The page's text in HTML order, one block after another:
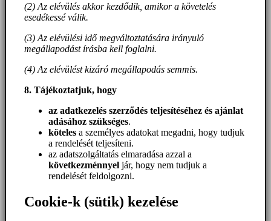
(2) Az elévülés akkor kezdődik, amikor a követelés
esedékessé válik.
(3) Az elévülési idő megváltoztatására irányuló
megállapodást írásba kell foglalni.
(4) Az elévülést kizáró megállapodás semmis.
8. Tájékoztatjuk, hogy
az adatkezelés szerződés teljesítéséhez és ajánlat
adásához szükséges.
köteles a személyes adatokat megadni, hogy tudjuk
a rendelését teljesíteni.
az adatszolgáltatás elmaradása azzal a
következménnyel jár, hogy nem tudjuk a
rendelését feldolgozni.
Cookie-k (sütik) kezelése